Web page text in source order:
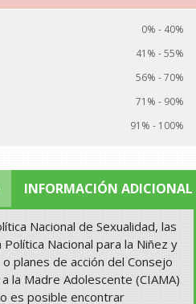
0% - 40%
41% - 55%
56% - 70%
71% - 90%
91% - 100%
INFORMACIÓN ADICIONAL
Nacional de Sexualidad, las
Nacional para la Niñez y
planes de acción del Consejo
la Madre Adolescente (CIAMA)
es posible encontrar